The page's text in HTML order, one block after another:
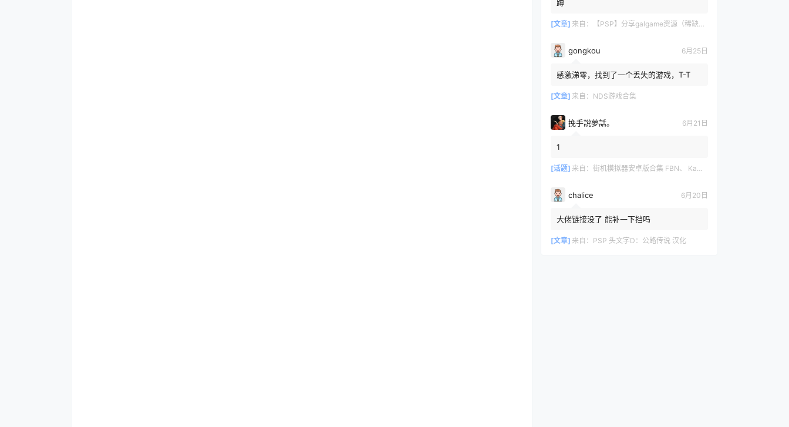
蹲
[文章] 来自： 【PSP】分享galgame资源（稀缺重整）
gongkou 6月25日
感激涕零，找到了一个丢失的游戏，T-T
[文章] 来自： NDS游戏合集
挽手說夢話。 6月21日
1
[话题] 来自： 街机模拟器安卓版合集 FBN、 Kawaks、MAME4droid、嘻嘻哈哈、NEO、NGP.emu
chalice 6月20日
大佬链接没了 能补一下挡吗
[文章] 来自： PSP 头文字D：公路传说 汉化